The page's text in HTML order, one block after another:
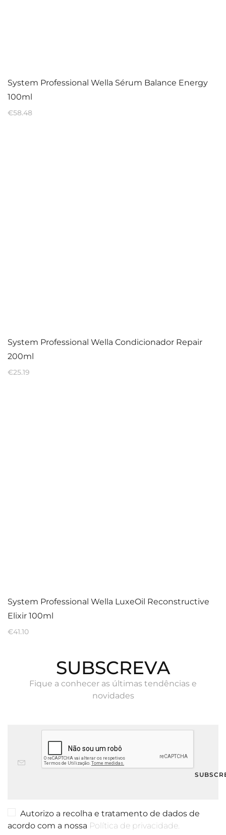
System Professional Wella Sérum Balance Energy
100ml
€58.48
System Professional Wella Condicionador Repair
200ml
€25.19
System Professional Wella LuxeOil Reconstructive
Elixir 100ml
€41.10
SUBSCREVA
Fique a conhecer as últimas tendências e
novidades
Autorizo a recolha e tratamento de dados de
acordo com a nossa Política de privacidade.